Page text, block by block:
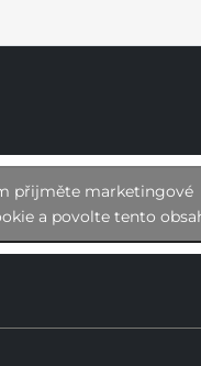
přijměte marketingové
a povolte tento